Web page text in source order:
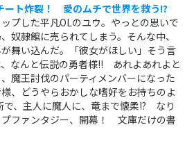
ート炸裂！ 愛のムチで世界を救う!?
プした平凡OLのユウ。やっとの思いで
奴隷館に売られてしまう。そんな中、
舞い込んだ。「彼女がほしい」そう言
なんと伝説の勇者様!! あれよあれよと
魔王討伐のパーティメンバーになった
、どうやらおかしな嗜好をお持ちのよ
、主人に魔人に、竜まで懐柔!? なり
ファンタジー、開幕！ 文庫だけの書